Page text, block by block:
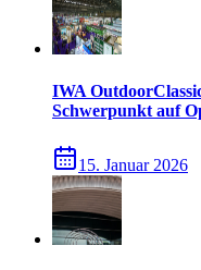
IWA
Schwerpunkt auf
15. Januar 2026